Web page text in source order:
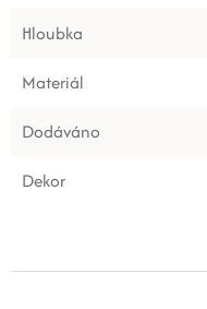
Hloubka
Materiál
Dodáváno
Dekor